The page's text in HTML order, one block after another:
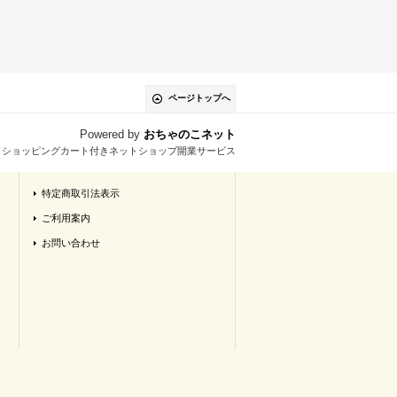
ページトップへ
Powered by おちゃのこネット
ョッピングカート付きネットショップ開業サービス
特定商取引法表示
ご利用案内
お問い合わせ